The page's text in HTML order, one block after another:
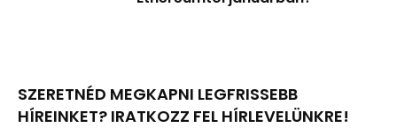
SZERETNÉD MEGKAPNI LEGFRISSEBB
HÍREINKET? IRATKOZZ FEL HÍRLEVELÜNKRE!